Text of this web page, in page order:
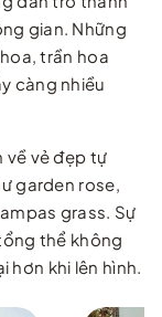
gian. Những
trần hoa
càng nhiều
về vẻ đẹp tự
garden rose,
grass. Sự
thể không
hơn khi lên hình.